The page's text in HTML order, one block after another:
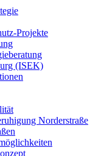
Projekte
(ISEK)
Norderstraße